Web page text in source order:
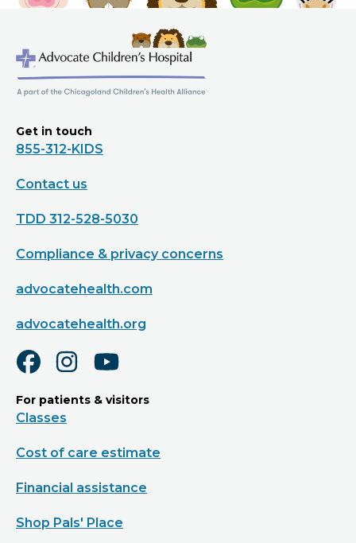
Get in touch
855-312-KIDS
Contact us
TDD 312-528-5030
Compliance & privacy concerns
advocatehealth.com
advocatehealth.org
For patients & visitors
Classes
Cost of care estimate
Financial assistance
Shop Pals' Place